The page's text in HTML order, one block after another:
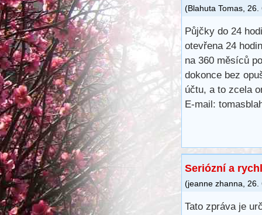
(Blahuta Tomas 26.
Půjčky do 24
otevřena 24
na 360 měsíců
dokonce bez
účtu, a to zcela
E-mail:
Seriózní a
(jeanne zhanna 26.
Tato zpráva je